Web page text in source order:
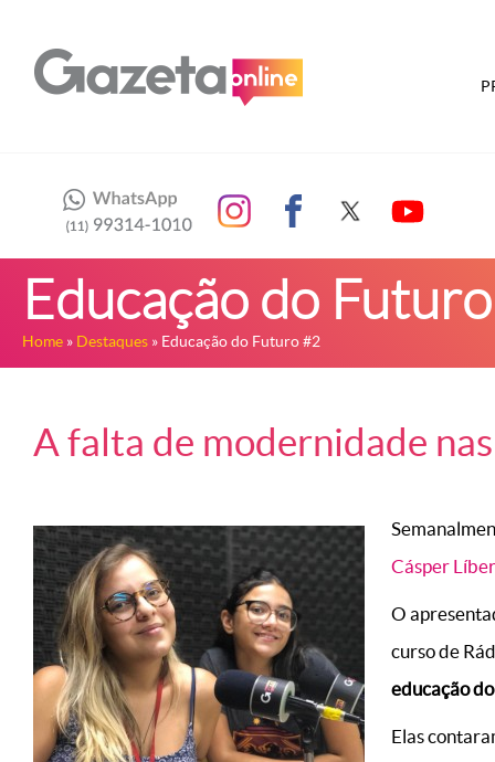
Educação do
Home » Destaques » Educação do Futuro #2
A falta de modernidade
Cásper
O
curso de
educação
Elas